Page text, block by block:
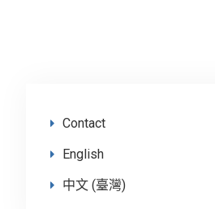
Contact
English
中文 (臺灣)